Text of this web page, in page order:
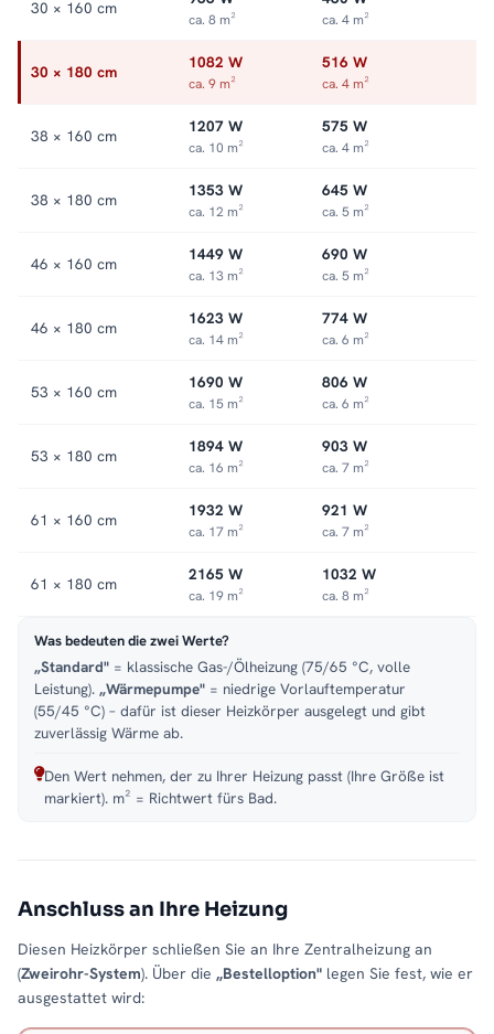
30 × 160 cm
ca. 8 m² ca. 4 m²
30 × 180 cm 1082 W
ca. 9 m²
516 W
ca. 4 m²
38 × 160 cm 1207 W
ca. 10 m²
575 W
ca. 4 m²
38 × 180 cm 1353 W
ca. 12 m²
645 W
ca. 5 m²
46 × 160 cm 1449 W
ca. 13 m²
690 W
ca. 5 m²
46 × 180 cm 1623 W
ca. 14 m²
774 W
ca. 6 m²
53 × 160 cm 1690 W
ca. 15 m²
806 W
ca. 6 m²
53 × 180 cm 1894 W
ca. 16 m²
903 W
ca. 7 m²
61 × 160 cm 1932 W
ca. 17 m²
921 W
ca. 7 m²
61 × 180 cm 2165 W
ca. 19 m²
1032 W
ca. 8 m²
Was bedeuten die zwei Werte?
„Standard" = klassische Gas-/Ölheizung (75/65 °C, volle
Leistung). „Wärmepumpe" = niedrige Vorlauftemperatur
(55/45 °C) – dafür ist dieser Heizkörper ausgelegt und gibt
zuverlässig Wärme ab.
Den Wert nehmen, der zu Ihrer Heizung passt (Ihre Größe ist
markiert). m² = Richtwert fürs Bad.
Anschluss an Ihre Heizung
Diesen Heizkörper schließen Sie an Ihre Zentralheizung an
(Zweirohr-System). Über die „Bestelloption" legen Sie fest, wie er
ausgestattet wird: